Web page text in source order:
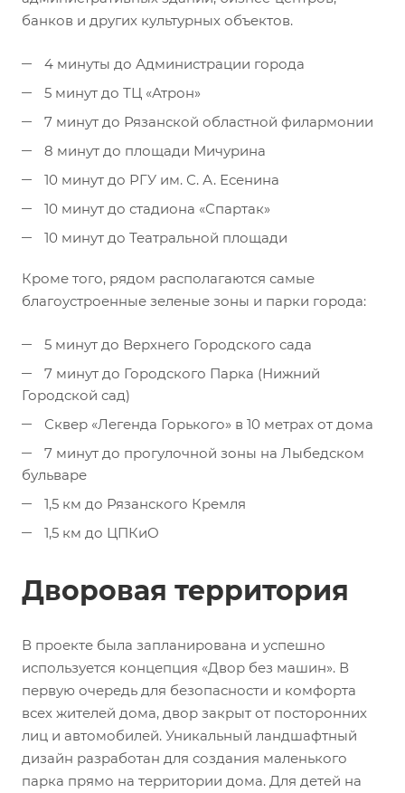
банков и других культурных объектов.
4 минуты до Администрации города
5 минут до ТЦ «Атрон»
7 минут до Рязанской областной филармонии
8 минут до площади Мичурина
10 минут до РГУ им. С. А. Есенина
10 минут до стадиона «Спартак»
10 минут до Театральной площади
Кроме того, рядом располагаются самые
благоустроенные зеленые зоны и парки города:
5 минут до Верхнего Городского сада
7 минут до Городского Парка (Нижний
Городской сад)
Сквер «Легенда Горького» в 10 метрах от дома
7 минут до прогулочной зоны на Лыбедском
бульваре
1,5 км до Рязанского Кремля
1,5 км до ЦПКиО
Дворовая территория
В проекте была запланирована и успешно
используется концепция «Двор без машин». В
первую очередь для безопасности и комфорта
всех жителей дома, двор закрыт от посторонних
лиц и автомобилей. Уникальный ландшафтный
дизайн разработан для создания маленького
парка прямо на территории дома. Для детей на